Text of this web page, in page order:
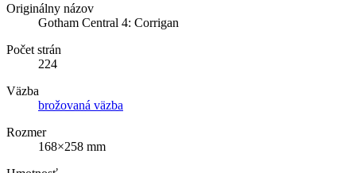
Originálny názov
Gotham Central 4: Corrigan
Počet strán
224
Väzba
brožovaná väzba
Rozmer
168×258 mm